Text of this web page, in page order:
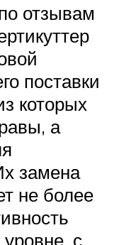
отзывам
поставки
которых
а
замена
не более
с